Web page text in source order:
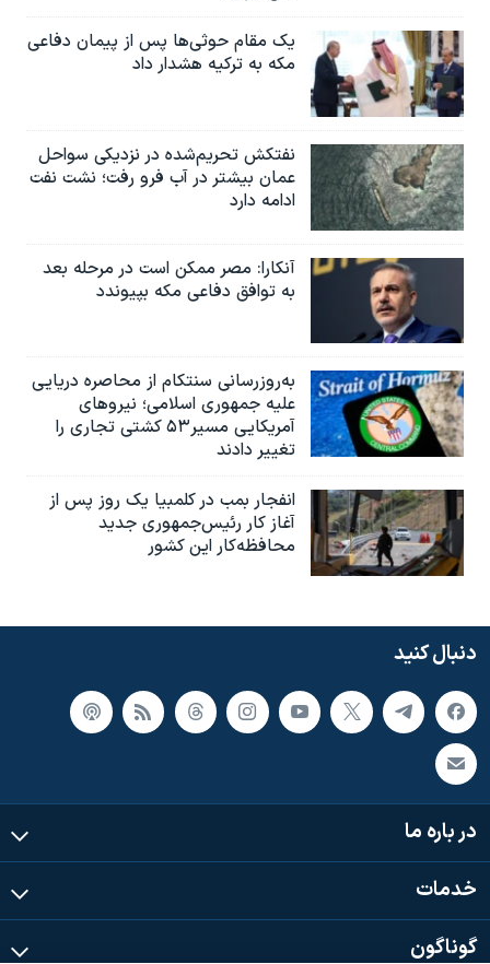
یک مقام حوثی‌ها پس از پیمان دفاعی
مکه به ترکیه هشدار داد
نفتکش تحریم‌شده در نزدیکی سواحل
عمان بیشتر در آب فرو رفت؛ نشت نفت
ادامه دارد
آنکارا: مصر ممکن است در مرحله بعد
به توافق دفاعی مکه بپیوندد
به‌روزرسانی سنتکام از محاصره دریایی
علیه جمهوری اسلامی؛ نیروهای
آمریکایی مسیر۵۳ کشتی تجاری را
تغییر دادند
انفجار بمب‌‌ در کلمبیا یک روز پس از
آغاز کار رئیس‌جمهوری جدید
محافظه‌کار این کشور
دنبال کنید
در باره ما
خدمات
گوناگون